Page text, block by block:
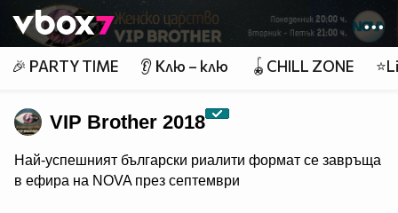
👾
🎉 PARTY TIME 👂 Клю – клю 🪀CHILL ZONE
VIP Brother 2018
Най-успешният български риалити формат се завръща
в ефира на NOVA през септември